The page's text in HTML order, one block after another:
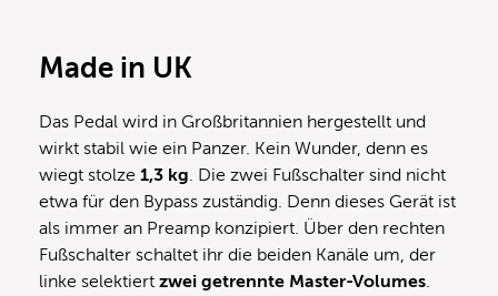
Made in UK
Das Pedal wird in Großbritannien hergestellt und
wirkt stabil wie ein Panzer. Kein Wunder, denn es
wiegt stolze 1,3 kg. Die zwei Fußschalter sind nicht
etwa für den Bypass zuständig. Denn dieses Gerät ist
als immer an Preamp konzipiert. Über den rechten
Fußschalter schaltet ihr die beiden Kanäle um, der
linke selektiert zwei getrennte Master-Volumes.